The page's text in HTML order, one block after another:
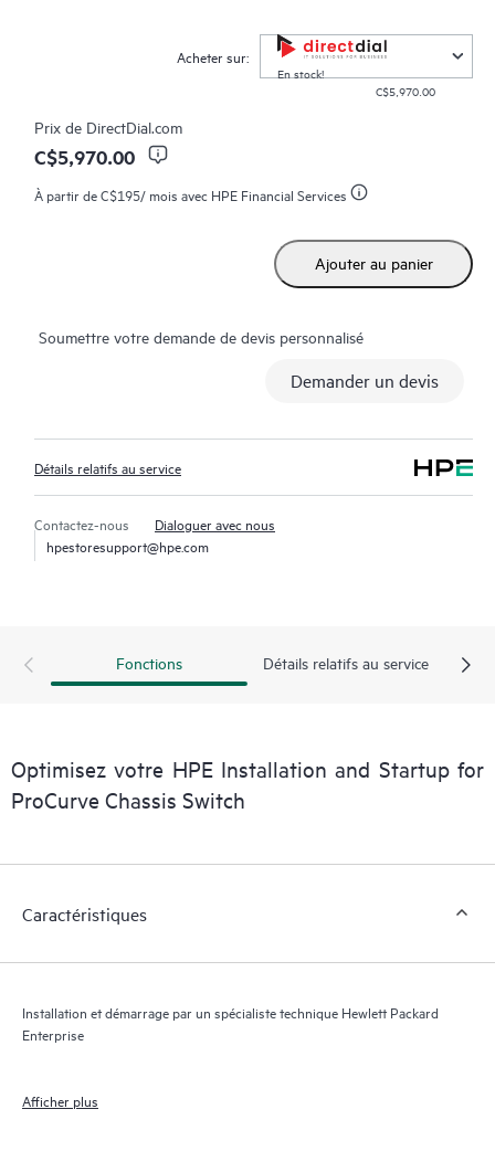
également d’une session d’orientation de durée limitée sur les
fonctionnalités de produit qui ont été installées.
La configuration du périphérique, les tests de vérification
finaux et la session de formation pour ce service sont fournis à
distance. Une prestation sur site de ces services est possible
dans certaines régions, mais peut entraîner des coûts
HPE local. Veuillez également vous référer à la section Limites
Acheter sur:
En stock!
C$5,970.00
Prix de DirectDial.com
C$5,970.00
À partir deC$195/ mois avec HPE Financial Services
Ajouter au panier
Soumettre votre demande de devis personnalisé
Demander un devis
Détails relatifs au service
Contactez-nous
Dialoguer avec nous
hpestoresupport@hpe.com
Fonctions Détails relatifs au service
Optimisez votre HPE Installation and Startup for
ProCurve Chassis Switch
Caractéristiques
Installation et démarrage par un spécialiste technique Hewlett Packard
Enterprise
Afficher plus